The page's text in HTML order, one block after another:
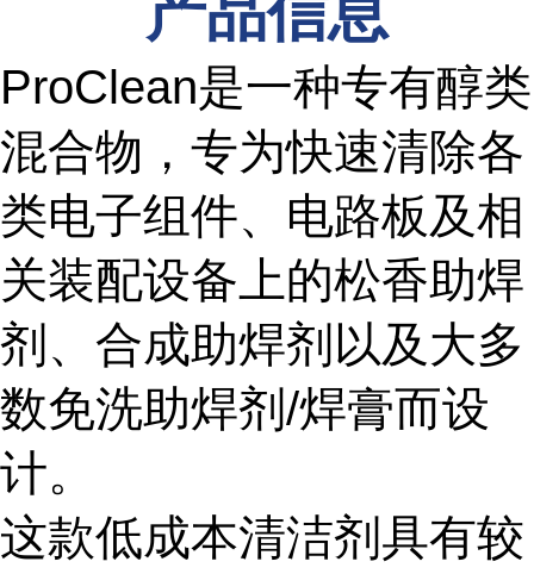
产品信息
ProClean是一种专有醇类
混合物，专为快速清除各
类电子组件、电路板及相
关装配设备上的松香助焊
剂、合成助焊剂以及大多
数免洗助焊剂/焊膏而设
计。
这款低成本清洁剂具有较